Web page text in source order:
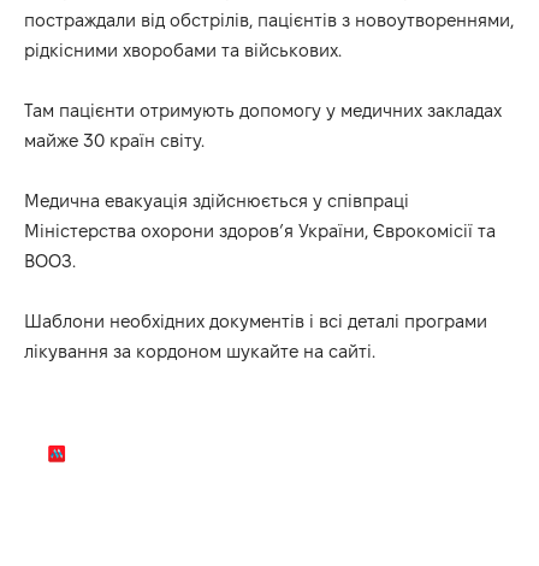
постраждали від обстрілів, пацієнтів з новоутвореннями,
рідкісними хворобами та військових.
Там пацієнти отримують допомогу у медичних закладах
майже 30 країн світу.
Медична евакуація здійснюється у співпраці
Міністерства охорони здоров’я України, Єврокомісії та
ВООЗ.
Шаблони необхідних документів і всі деталі програми
лікування за кордоном шукайте на сайті.